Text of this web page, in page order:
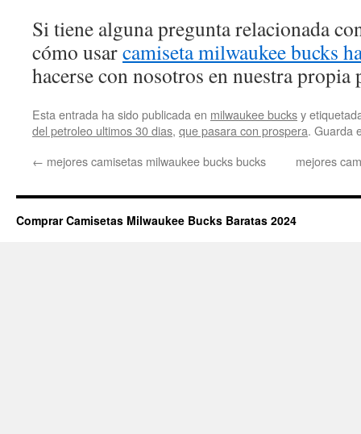
Si tiene alguna pregunta relacionada
cómo usarcamiseta milwaukee bucks
hacerse con nosotros en nuestra propia
Esta entrada ha sido publicada en milwaukee bucksy
del petroleo ultimos 30 dias, que pasara con prospera. Guarda
← mejores camisetas milwaukee bucks bucks mejores
Comprar Camisetas Milwaukee Bucks Baratas 2024